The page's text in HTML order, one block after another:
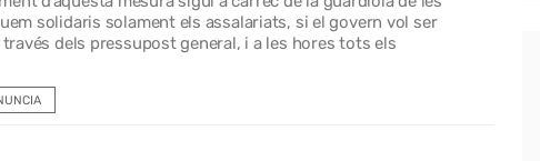
solidaris solament els assalariats, si el govern vol ser
dels pressupost general, i a les hores tots els